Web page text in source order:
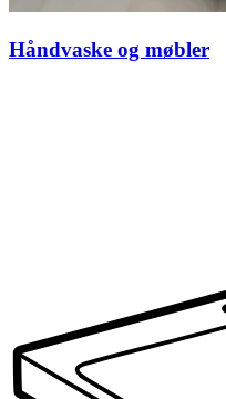
Håndvaske og møbler